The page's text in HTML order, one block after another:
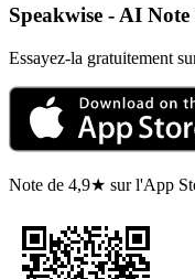
Speakwise - AI
Essayez-la gratuitement
Note de 4,9★ sur l'App